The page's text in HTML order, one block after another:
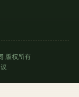
版权所有